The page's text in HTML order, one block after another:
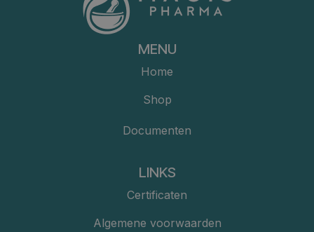
MENU
Home
Shop
Documenten
LINKS
Certificaten
Algemene voorwaarden